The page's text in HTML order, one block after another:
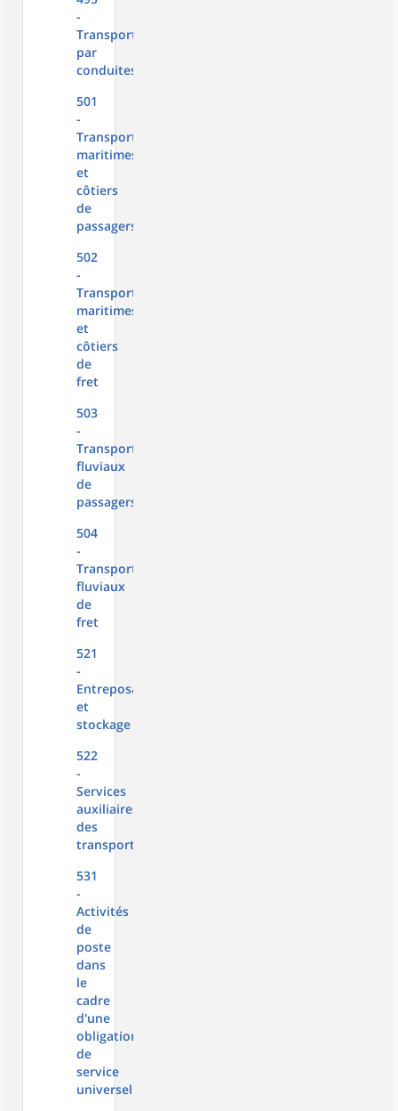
-
Transports
par
conduites
501
-
Transports
maritimes
et
côtiers
de
passagers
502
-
Transports
maritimes
et
côtiers
de
fret
503
-
Transports
fluviaux
de
passagers
504
-
Transports
fluviaux
de
fret
521
-
Entreposage
et
stockage
522
-
Services
auxiliaires
des
transports
531
-
Activités
de
poste
dans
le
cadre
d'une
obligation
de
service
universel